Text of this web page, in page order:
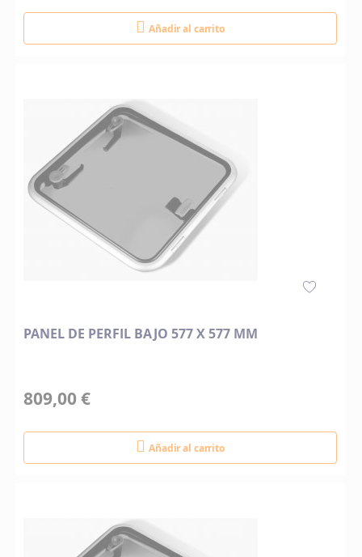
Añadir al carrito
PANEL DE PERFIL BAJO 577 X 577 MM
809,00 €
Añadir al carrito